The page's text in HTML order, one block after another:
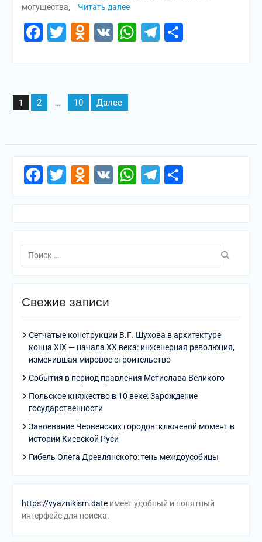
могущества,
Читать далее
Facebook
Twitter
Odnoklassniki
VKWhatsApp
Telegram
Пагинация
записей
1 2 … 10 Далее
Facebook
Twitter
Odnoklassniki
VKWhatsApp
Telegram
Поиск
по:
Свежие записи
Сетчатые конструкции В.Г. Шухова в архитектуре
конца XIX — начала XX века: инженерная революция,
изменившая мировое строительство
События в период правления Мстислава Великого
Польское княжество в 10 веке: Зарождение
государственности
Завоевание Червенских городов: ключевой момент в
истории Киевской Руси
Гибель Олега Древлянского: тень междоусобицы
https://vyaznikism.dateимеет удобный и понятный
интерфейс для поиска.